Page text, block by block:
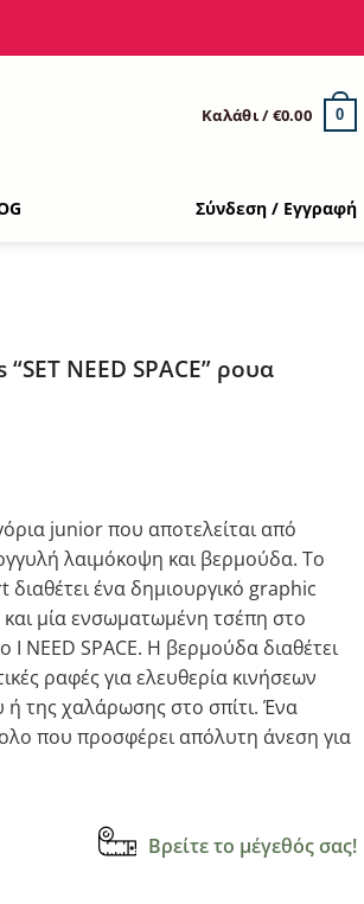
Καλάθι /€0.00 0
Σύνδεση / Εγγραφή
ΝΕΕD SPACE” ρουα
junior που αποτελείται από
λαιμόκοψη και βερμούδα. Το
ένα δημιουργικό graphic
μία ενσωματωμένη τσέπη στο
I NEED SPACE. Η βερμούδα διαθέτει
ραφές για ελευθερία κινήσεων
ή της χαλάρωσης στο σπίτι. Ένα
που προσφέρει απόλυτη άνεση για
Βρείτε το μέγεθός σας!